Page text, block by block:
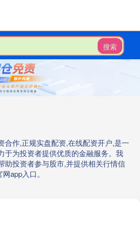
搜索
合作,正规实盘配资,在线配资开户,是一
于为投资者提供优质的金融服务。我
助投资者参与股市,并提供相关行情信
app入口。